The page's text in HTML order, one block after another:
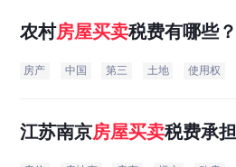
农村房屋买卖税费有哪些？
房产 中国 第三 土地 使用权
江苏南京房屋买卖税费承担